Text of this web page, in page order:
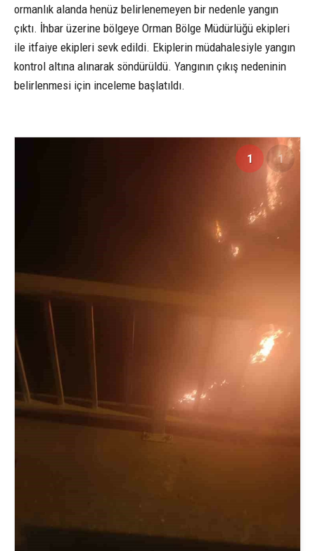
ormanlık alanda henüz belirlenemeyen bir nedenle yangın
çıktı. İhbar üzerine bölgeye Orman Bölge Müdürlüğü ekipleri
ile itfaiye ekipleri sevk edildi. Ekiplerin müdahalesiyle yangın
kontrol altına alınarak söndürüldü. Yangının çıkış nedeninin
belirlenmesi için inceleme başlatıldı.
1 1